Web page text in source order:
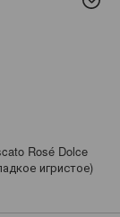
Rosé Dolce
игристое)